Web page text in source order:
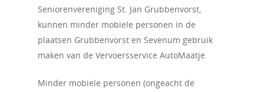
Seniorenvereniging St. Jan Grubbenvorst,
kunnen minder mobiele personen in de
plaatsen Grubbenvorst en Sevenum gebruik
maken van de Vervoersservice AutoMaatje.
Minder mobiele personen (ongeacht de